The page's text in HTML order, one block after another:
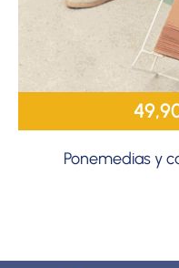
Ponemedias y